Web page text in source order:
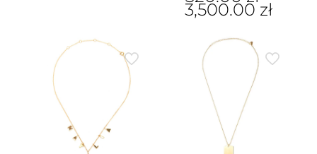
3,500.00 zł
produkt
wariantów.
Opcje
można
wybrać
na
stronie